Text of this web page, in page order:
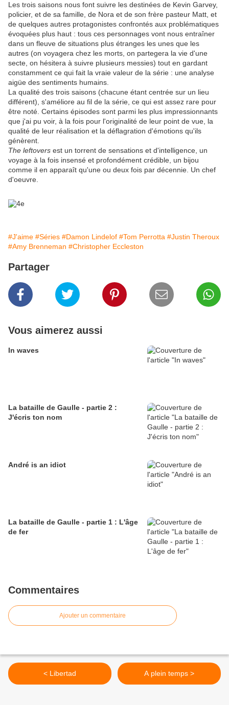
Les trois saisons nous font suivre les destinées de Kevin Garvey,
policier, et de sa famille, de Nora et de son frère pasteur Matt, et
de quelques autres protagonistes confrontés aux problématiques
évoquées plus haut : tous ces personnages vont nous entraîner
dans un fleuve de situations plus étranges les unes que les
autres (on voyagera chez les morts, on partegera la vie d'une
secte, on hésitera à suivre plusieurs messies) tout en gardant
constamment ce qui fait la vraie valeur de la série : une analyse
aigüe des sentiments humains.
La qualité des trois saisons (chacune étant centrée sur un lieu
différent), s'améliore au fil de la série, ce qui est assez rare pour
être noté. Certains épisodes sont parmi les plus impressionnants
que j'ai pu voir, à la fois pour l'originalité de leur point de vue, la
qualité de leur réalisation et la déflagration d'émotions qu'ils
génèrent.
The leftovers est un torrent de sensations et d'intelligence, un
voyage à la fois insensé et profondément crédible, un bijou
comme il en apparaît qu'une ou deux fois par décennie. Un chef
d'oeuvre.
#J'aime #Séries #Damon Lindelof #Tom Perrotta #Justin Theroux
#Amy Brenneman #Christopher Eccleston
Partager
Vous aimerez aussi
In waves
La bataille de Gaulle - partie 2 :
J'écris ton nom
André is an idiot
La bataille de Gaulle - partie 1 : L'âge
de fer
Commentaires
Ajouter un commentaire
< Libertad A plein temps >